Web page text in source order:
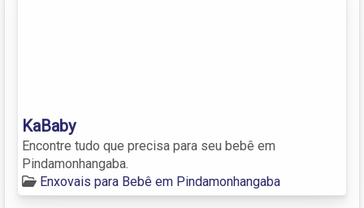
KaBaby
Encontre tudo que precisa para seu bebê em
Pindamonhangaba.
Enxovais para Bebê em Pindamonhangaba